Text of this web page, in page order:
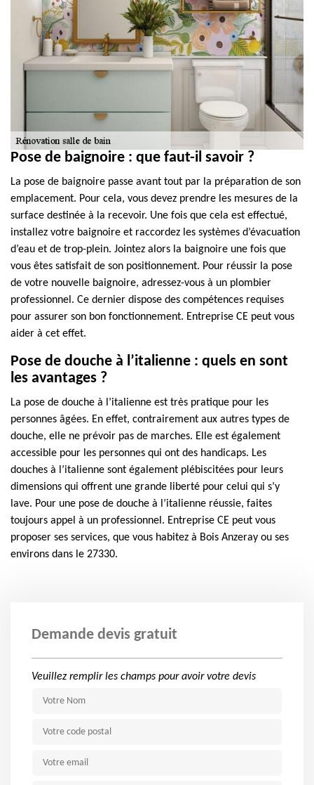
Pose de baignoire : que faut-il savoir ?
La pose de baignoire passe avant tout par la préparation de son
emplacement. Pour cela, vous devez prendre les mesures de la
surface destinée à la recevoir. Une fois que cela est effectué,
installez votre baignoire et raccordez les systèmes d’évacuation
d’eau et de trop-plein. Jointez alors la baignoire une fois que
vous êtes satisfait de son positionnement. Pour réussir la pose
de votre nouvelle baignoire, adressez-vous à un plombier
professionnel. Ce dernier dispose des compétences requises
pour assurer son bon fonctionnement. Entreprise CE peut vous
aider à cet effet.
Pose de douche à l’italienne : quels en sont
les avantages ?
La pose de douche à l’italienne est très pratique pour les
personnes âgées. En effet, contrairement aux autres types de
douche, elle ne prévoir pas de marches. Elle est également
accessible pour les personnes qui ont des handicaps. Les
douches à l’italienne sont également plébiscitées pour leurs
dimensions qui offrent une grande liberté pour celui qui s’y
lave. Pour une pose de douche à l’italienne réussie, faites
toujours appel à un professionnel. Entreprise CE peut vous
proposer ses services, que vous habitez à Bois Anzeray ou ses
environs dans le 27330.
Demande devis gratuit
Veuillez remplir les champs pour avoir votre devis